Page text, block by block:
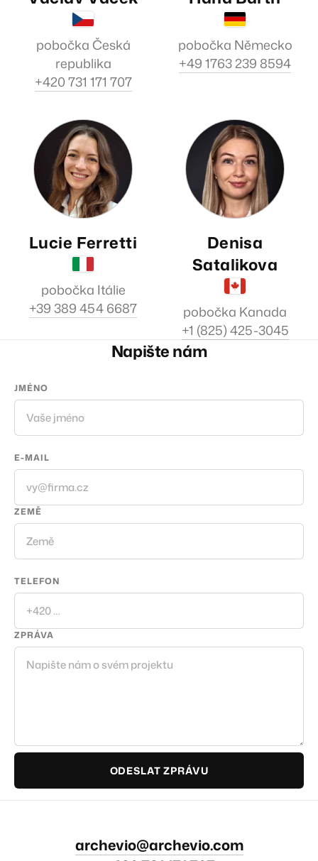
pobočka Česká
republika
+420 731 171 707
pobočka Německo
+49 1763 239 8594
Lucie Ferretti
pobočka Itálie
+39 389 454 6687
Denisa
Satalikova
pobočka Kanada
+1 (825) 425-3045
Napište nám
JMÉNO
E-MAIL
ZEMĚ
TELEFON
ZPRÁVA
ODESLAT ZPRÁVU
archevio@archevio.com